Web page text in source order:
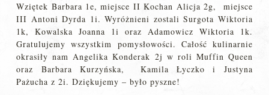
Wziętek Barbara 1e, miejsce II Kochan Alicja 2g, miejsce
III Antoni Dyrda 1i. Wyróżnieni zostali Surgota Wiktoria
1k, Kowalska Joanna 1i oraz Adamowicz Wiktoria 1k.
Gratulujemy wszystkim pomysłowości. Całość kulinarnie
okrasiły nam Angelika Konderak 2j w roli Muffin Queen
oraz Barbara Kurzyńska, Kamila Łyczko i Justyna
Pażucha z 2i. Dziękujemy – było pyszne!